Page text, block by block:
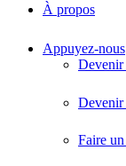
À propos
Appuyez-nous
Devenir
Devenir
Faire